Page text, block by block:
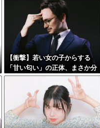
【衝撃】若い女の子からする
「甘い匂い」の正体、まさか分
からないDTなんておらんよな？
よな？w w w w w w w w w w